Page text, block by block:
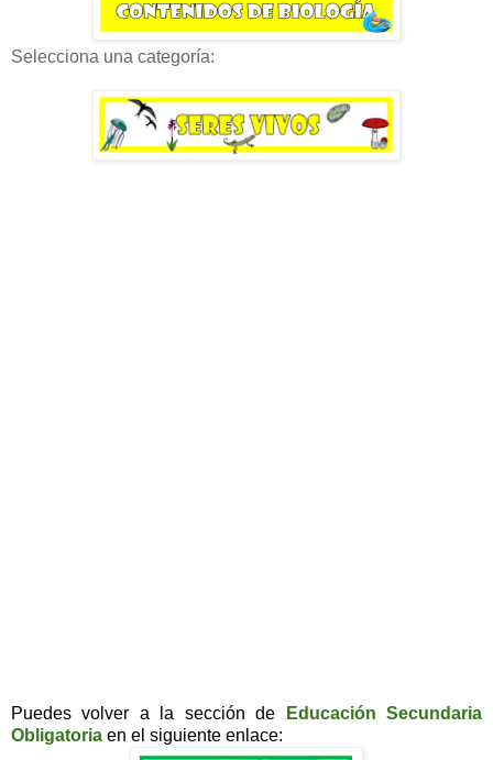
Selecciona una categoría:
Puedes volver a la sección de
Educación Secundaria
Obligatoria en el siguiente enlace: